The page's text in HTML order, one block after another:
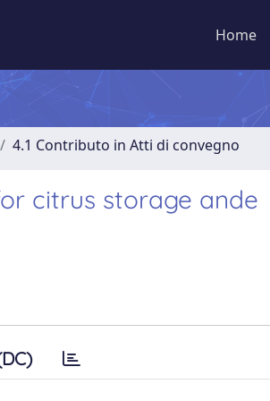
Home
4.1 Contributo in Atti di convegno
citrus storage ande